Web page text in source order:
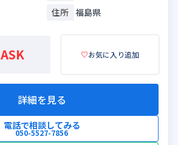
住所 福島県
ASK ♡お気に入り追加
詳細を見る
電話で相談してみる
050-5527-7856